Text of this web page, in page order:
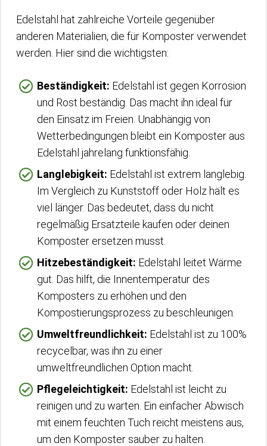
Edelstahl hat zahlreiche Vorteile gegenüber
anderen Materialien, die für Komposter verwendet
werden. Hier sind die wichtigsten:
Beständigkeit: Edelstahl ist gegen Korrosion
und Rost beständig. Das macht ihn ideal für
den Einsatz im Freien. Unabhängig von
Wetterbedingungen bleibt ein Komposter aus
Edelstahl jahrelang funktionsfähig.
Langlebigkeit: Edelstahl ist extrem langlebig.
Im Vergleich zu Kunststoff oder Holz hält es
viel länger. Das bedeutet, dass du nicht
regelmäßig Ersatzteile kaufen oder deinen
Komposter ersetzen musst.
Hitzebeständigkeit: Edelstahl leitet Wärme
gut. Das hilft, die Innentemperatur des
Komposters zu erhöhen und den
Kompostierungsprozess zu beschleunigen.
Umweltfreundlichkeit: Edelstahl ist zu 100%
recycelbar, was ihn zu einer
umweltfreundlichen Option macht.
Pflegeleichtigkeit: Edelstahl ist leicht zu
reinigen und zu warten. Ein einfacher Abwisch
mit einem feuchten Tuch reicht meistens aus,
um den Komposter sauber zu halten.